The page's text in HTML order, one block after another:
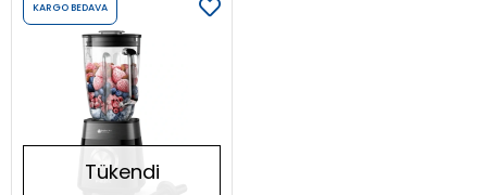
KARGO BEDAVA
Tükendi